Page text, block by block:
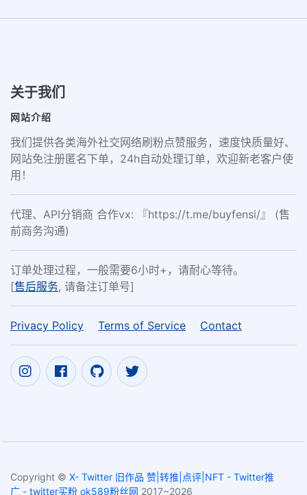
关于我们
网站介绍
我们提供各类海外社交网络刷粉点赞服务，速度快质量好、
网站免注册匿名下单，24h自动处理订单，欢迎新老客户使
用！
代理、API分销商 合作vx: 『https://t.me/buyfensi/』 (售
前商务沟通)
订单处理过程，一般需要6小时+，请耐心等待。
[售后服务, 请备注订单号]
Privacy Policy Terms of Service Contact
Copyright © X- Twitter 旧作品 赞|转推|点评|NFT - Twitter推
广 - twitter买粉 ok589粉丝网 2017~2026